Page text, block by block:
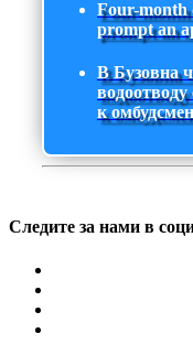
Four-month
prompt an
В Бузовна
к
Следите за нами в